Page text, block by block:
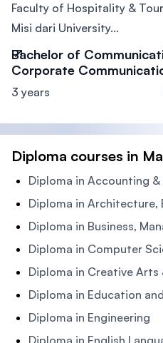
Faculty of Hospitality &
Misi dari University...
Bachelor of
Corporate
3 years
Diploma courses in
Diploma in Accounting &
Diploma in Architecture,
Diploma in Business,
Diploma in Computer
Diploma in Creative Arts
Diploma in Education
Diploma in Engineering